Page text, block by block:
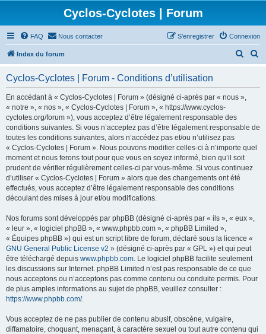
Cyclos-Cyclotes | Forum
FAQ Nous contacter Connexion
S’enregistrer
Index du forum
r
h
e
Cyclos-Cyclotes | Forum - Conditions d’utilisation
En accédant à « Cyclos-Cyclotes | Forum » (désigné ci-après par « nous »,
« notre », « nos », « Cyclos-Cyclotes | Forum », « https://www.cyclos-
cyclotes.org/forum »), vous acceptez d’être légalement responsable des
conditions suivantes. Si vous n’acceptez pas d’être légalement responsable de
toutes les conditions suivantes, alors n’accédez pas et/ou n’utilisez pas
« Cyclos-Cyclotes | Forum ». Nous pouvons modifier celles-ci à n’importe quel
moment et nous ferons tout pour que vous en soyez informé, bien qu’il soit
prudent de vérifier régulièrement celles-ci par vous-même. Si vous continuez
d’utiliser « Cyclos-Cyclotes | Forum » alors que des changements ont été
effectués, vous acceptez d’être légalement responsable des conditions
découlant des mises à jour et/ou modifications.
Nos forums sont développés par phpBB (désigné ci-après par « ils », « eux »,
« leur », « logiciel phpBB », « www.phpbb.com », « phpBB Limited »,
« Équipes phpBB ») qui est un script libre de forum, déclaré sous la licence «
GNU General Public License v2 » (désigné ci-après par « GPL ») et qui peut
être téléchargé depuis www.phpbb.com. Le logiciel phpBB facilite seulement
les discussions sur Internet. phpBB Limited n’est pas responsable de ce que
nous acceptons ou n’acceptons pas comme contenu ou conduite permis. Pour
de plus amples informations au sujet de phpBB, veuillez consulter :
https://www.phpbb.com/.
Vous acceptez de ne pas publier de contenu abusif, obscène, vulgaire,
diffamatoire, choquant, menaçant, à caractère sexuel ou tout autre contenu qui